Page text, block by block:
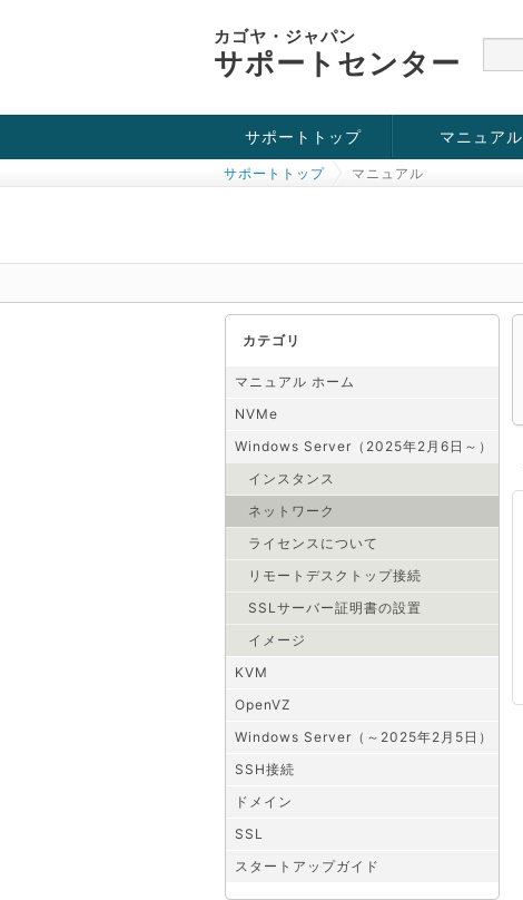
カゴヤ・ジャパン
サポートセンター
サポートトップ
お役立ち情報
チュートリアル
障害・メンテナンス情報
マニュアル
KVM
OpenVZ
Windows Server
SSH接続
ドメイン
SSL
サポートトップ マニュアル
カテゴリ
マニュアル ホーム
NVMe
Windows Server（2025年2月6日～）
インスタンス
ネットワーク
ライセンスについて
リモートデスクトップ接続
SSLサーバー証明書の設置
イメージ
KVM
OpenVZ
Windows Server（～2025年2月5日）
SSH接続
ドメイン
SSL
スタートアップガイド